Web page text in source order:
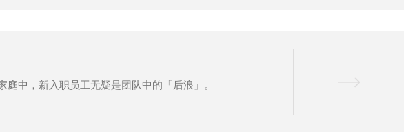
中，新入职员工无疑是团队中的「后浪」。